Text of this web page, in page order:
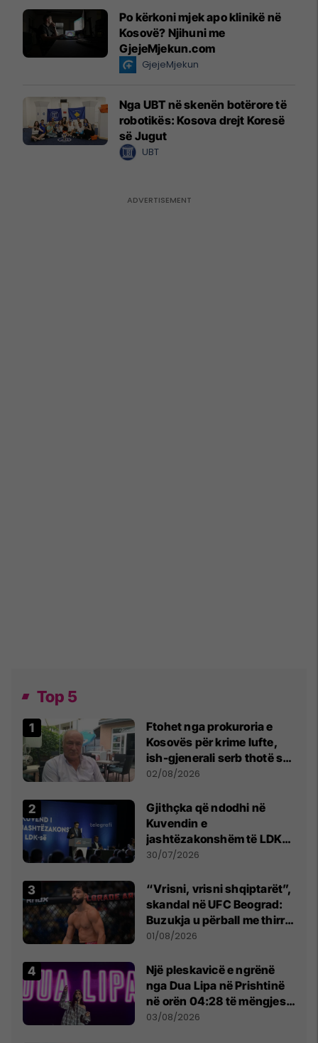
Po kërkoni mjek apo klinikë në
Kosovë? Njihuni me
GjejeMjekun.com
GjejeMjekun
Nga UBT në skenën botërore të
robotikës: Kosova drejt Koresë
së Jugut
UBT
Top 5
Ftohet nga prokuroria e
Kosovës për krime lufte,
ish-gjenerali serb thotë se
dikush e tradhtoi në
02/08/2026
Gjithçka që ndodhi në
Kuvendin e
jashtëzakonshëm të LDK-
së
30/07/2026
“Vrisni, vrisni shqiptarët”,
skandal në UFC Beograd:
Buzukja u përball me thirrje
anti-shqiptare nga
01/08/2026
Një pleskavicë e ngrënë
nga Dua Lipa në Prishtinë
në orën 04:28 të mëngjesit
- dhe bota digjitale serbe
03/08/2026